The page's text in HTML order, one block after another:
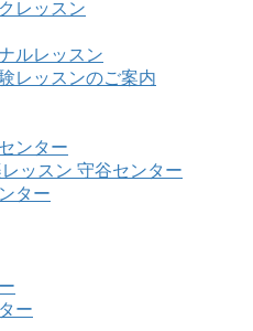
レッスン
ルレッスン
レッスンのご案内
ンター
ッスン 守谷センター
ター
ー